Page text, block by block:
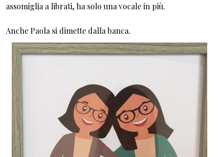
assomiglia a librati, ha solo una vocale in più.
Anche Paola si dimette dalla banca.